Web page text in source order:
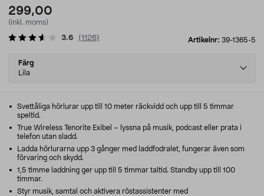
299,00
(inkl. moms)
Artikelnr: 39-1365-5
3.6 (1126)
Select
variant
Färg
Lila
Svettåliga hörlurar upp till 10 meter räckvidd och upp till 5 timmar
speltid.
True Wireless Tenorite Exibel – lyssna på musik, podcast eller prata i
telefon utan sladd.
Ladda hörlurarna upp 3 gånger med laddfodralet, fungerar även som
förvaring och skydd.
1,5 timme laddning ger upp till 5 timmar taltid. Standby upp till 100
timmar.
Styr musik, samtal och aktivera röstassistenter med